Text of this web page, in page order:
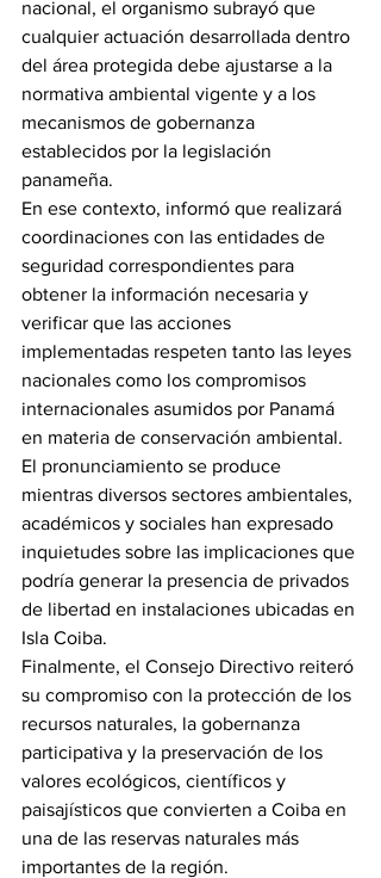
nacional, el organismo subrayó que
cualquier actuación desarrollada dentro
del área protegida debe ajustarse a la
normativa ambiental vigente y a los
mecanismos de gobernanza
establecidos por la legislación
panameña.
En ese contexto, informó que realizará
coordinaciones con las entidades de
seguridad correspondientes para
obtener la información necesaria y
verificar que las acciones
implementadas respeten tanto las leyes
nacionales como los compromisos
internacionales asumidos por Panamá
en materia de conservación ambiental.
El pronunciamiento se produce
mientras diversos sectores ambientales,
académicos y sociales han expresado
inquietudes sobre las implicaciones que
podría generar la presencia de privados
de libertad en instalaciones ubicadas en
Isla Coiba.
Finalmente, el Consejo Directivo reiteró
su compromiso con la protección de los
recursos naturales, la gobernanza
participativa y la preservación de los
valores ecológicos, científicos y
paisajísticos que convierten a Coiba en
una de las reservas naturales más
importantes de la región.